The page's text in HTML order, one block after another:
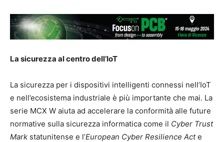
La sicurezza al centro dell’IoT
La sicurezza per i dispositivi intelligenti connessi nell’IoT
e nell’ecosistema industriale è più importante che mai. La
serie MCX W aiuta ad accelerare la conformità alle future
normative sulla sicurezza informatica come il Cyber Trust
Mark statunitense e l’European Cyber Resilience Acte